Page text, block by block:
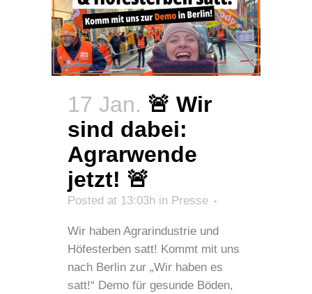
17 Jan. 🚨 Wir
sind dabei:
Agrarwende
jetzt! 🚨
Posted at 13:03h in Presse
Wir haben Agrarindustrie und
Höfesterben satt! Kommt mit uns
nach Berlin zur „Wir haben es
satt!“ Demo für gesunde Böden,